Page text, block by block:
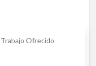
Trabajo Ofrecido